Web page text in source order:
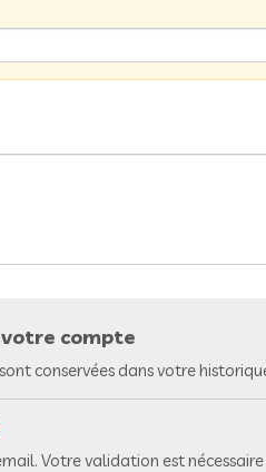
compte
conservées dans votre
Votre validation est